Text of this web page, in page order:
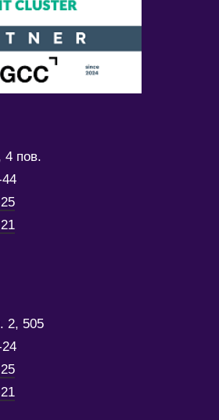
4 пов.
2, 505